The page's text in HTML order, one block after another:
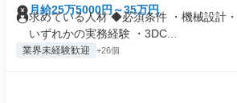
月給25万5000円～35万円
求めている人材 ◆必須条件 ・機械設計
いずれかの実務経験 ・3DC...
業界未経験歓迎 +26個